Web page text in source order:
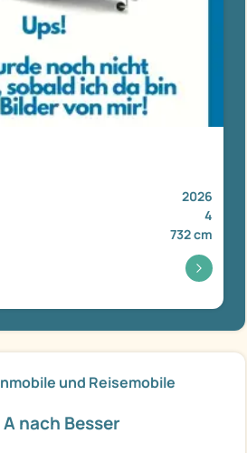
2026
4
732 cm
und Reisemobile
nach Besser